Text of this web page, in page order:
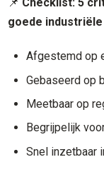
goede industriële
Afgestemd op
Gebaseerd op
Meetbaar op
Begrijpelijk
Snel inzetbaar